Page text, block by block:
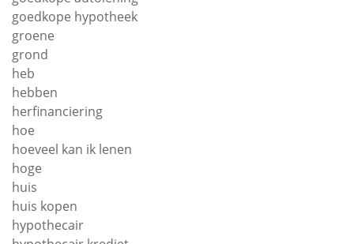
goedkope hypotheek
groene
grond
heb
hebben
herfinanciering
hoe
hoeveel kan ik lenen
hoge
huis
huis kopen
hypothecair